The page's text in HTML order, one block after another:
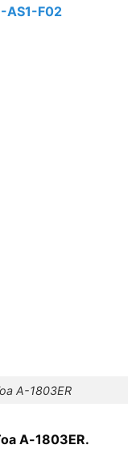
AS1-F02
A-1803ER
A-1803ER.